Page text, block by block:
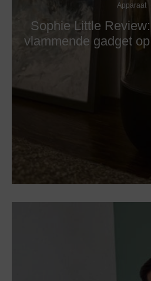
Apparaat
Sophie Little
vlammende gadget